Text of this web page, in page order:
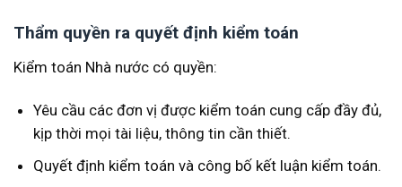
Thẩm quyền ra quyết định kiểm toán
Kiểm toán Nhà nước có quyền:
Yêu cầu các đơn vị được kiểm toán cung cấp đầy đủ,
kịp thời mọi tài liệu, thông tin cần thiết.
Quyết định kiểm toán và công bố kết luận kiểm toán.